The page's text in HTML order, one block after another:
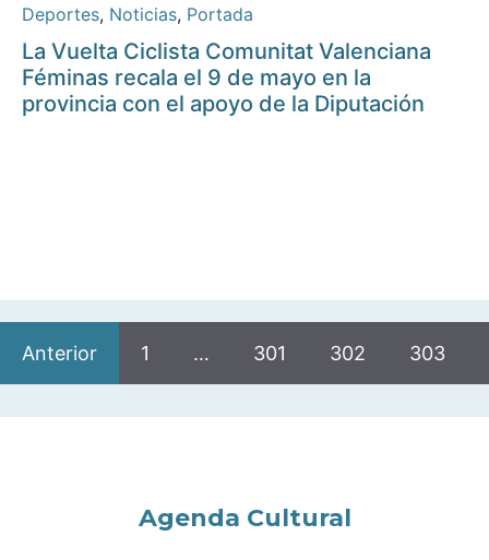
Deportes, Noticias, Portada
La Vuelta Ciclista Comunitat Valenciana
Féminas recala el 9 de mayo en la
provincia con el apoyo de la Diputación
Anterior 1 … 301 302 303
Agenda Cultural